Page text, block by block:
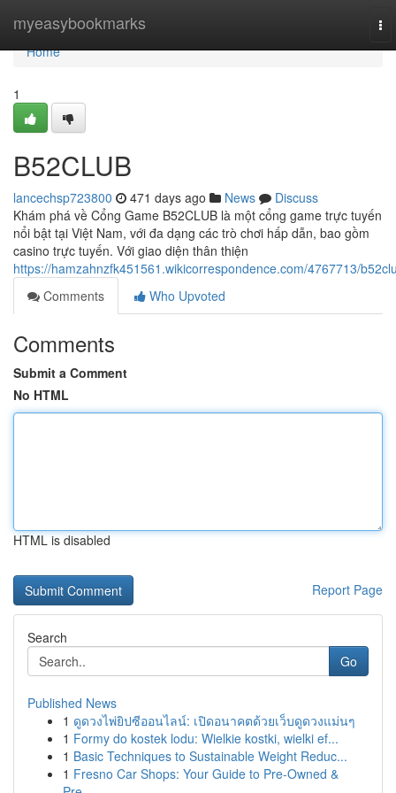
myeasybookmarks
Home
Home
1
B52CLUB
lancechsp723800 471 days ago News
Discuss
Khám phá về Cổng Game B52CLUB là một cổng game trực tuyến
nổi bật tại Việt Nam, với đa dạng các trò chơi hấp dẫn, bao gồm
casino trực tuyến. Với giao diện thân thiện
https://hamzahnzfk451561.wikicorrespondence.com/4767713/
Comments
Who Upvoted
Comments
Submit a Comment
No HTML
HTML is disabled
Report Page
Search
Go
Published News
1 ดูดวงไพ่ยิปซีออนไลน์: เปิดอนาคตด้วยเว็บดูดวงแม่นๆ
1 Formy do kostek lodu: Wielkie kostki, wielki ef...
1 Basic Techniques to Sustainable Weight Reduc...
1 Fresno Car Shops: Your Guide to Pre-Owned &